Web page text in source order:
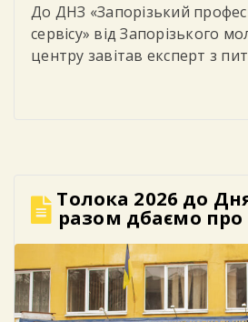
До ДНЗ «Запорізький
сервісу» від Запорізького
центру завітав експерт з
студентів тренінг
дізналися, як критично
інформацію в інтернеті,
Толока 2026 до
разом дбаємо про
майбутнє!